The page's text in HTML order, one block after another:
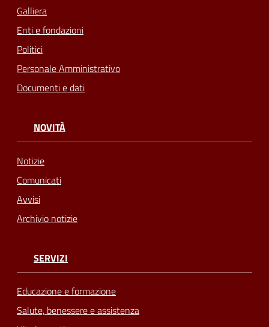
Galliera
Enti e fondazioni
Politici
Personale Amministrativo
Documenti e dati
NOVITÀ
Notizie
Comunicati
Avvisi
Archivio notizie
SERVIZI
Educazione e formazione
Salute, benessere e assistenza